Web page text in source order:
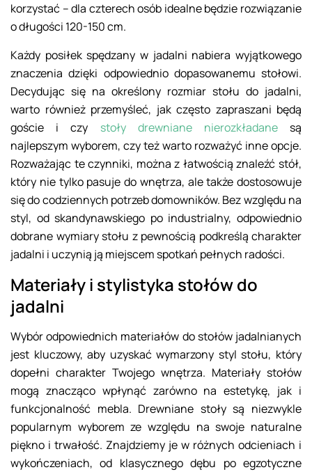
korzystać – dla czterech osób idealne będzie rozwiązanie
o długości 120-150 cm.
Każdy posiłek spędzany w jadalni nabiera wyjątkowego
znaczenia dzięki odpowiednio dopasowanemu stołowi.
Decydując się na określony rozmiar stołu do jadalni,
warto również przemyśleć, jak często zapraszani będą
goście i czy stoły drewniane nierozkładanesą
najlepszym wyborem, czy też warto rozważyć inne opcje.
Rozważając te czynniki, można z łatwością znaleźć stół,
który nie tylko pasuje do wnętrza, ale także dostosowuje
się do codziennych potrzeb domowników. Bez względu na
styl, od skandynawskiego po industrialny, odpowiednio
dobrane wymiary stołu z pewnością podkreślą charakter
jadalni i uczynią ją miejscem spotkań pełnych radości.
Materiały i stylistyka stołów do
jadalni
Wybór odpowiednich materiałów do stołów jadalnianych
jest kluczowy, aby uzyskać wymarzony styl stołu, który
dopełni charakter Twojego wnętrza. Materiały stołów
mogą znacząco wpłynąć zarówno na estetykę, jak i
funkcjonalność mebla. Drewniane stoły są niezwykle
popularnym wyborem ze względu na swoje naturalne
piękno i trwałość. Znajdziemy je w różnych odcieniach i
wykończeniach, od klasycznego dębu po egzotyczne